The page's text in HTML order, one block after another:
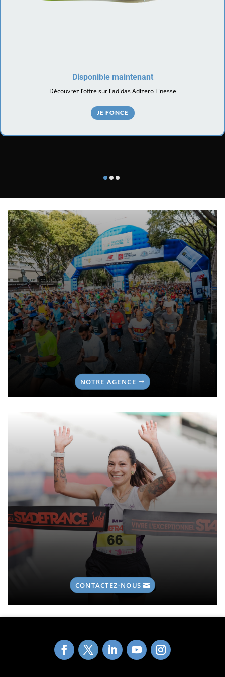
Disponible maintenant
Découvrez l’offre sur l'adidas Adizero Finesse
JE FONCE
NOTRE AGENCE
CONTACTEZ-NOUS